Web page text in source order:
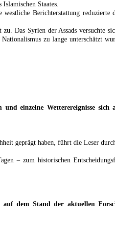
Staates.
Berichterstattung
Das Syrien der Assads versuchte
zu lange unterschätzt
einzelne Wetterereignisse
geprägt haben, führt die Leser
– zum historischen
dem Stand der aktuellen